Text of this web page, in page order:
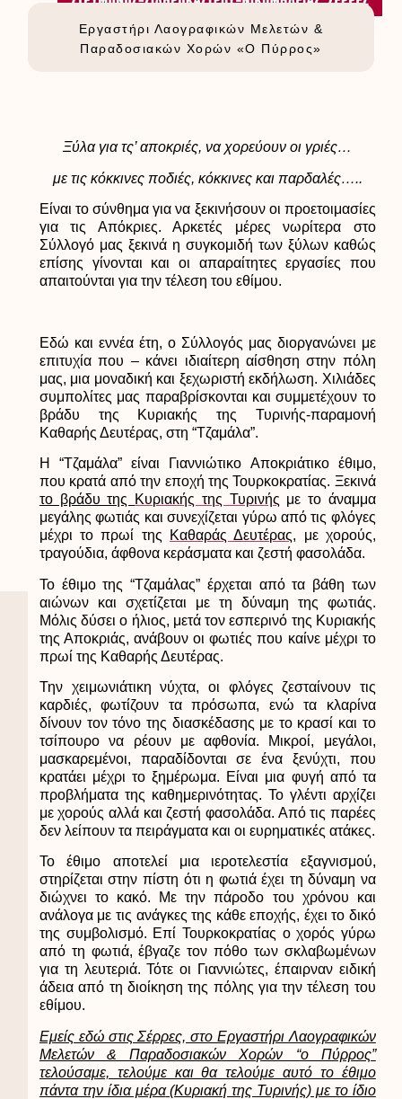
Εργαστήρι Λαογραφικών Μελετών &
Παραδοσιακών Χορών «Ο Πύρρος»
Ξύλα για τς’ αποκριές, να χορεύουν οι γριές…
με τις κόκκινες ποδιές, κόκκινες και παρδαλές…..
Είναι το σύνθημα για να ξεκινήσουν οι προετοιμασίες
για τις Απόκριες. Αρκετές μέρες νωρίτερα στο
Σύλλογό μας ξεκινά η συγκομιδή των ξύλων καθώς
επίσης γίνονται και οι απαραίτητες εργασίες που
απαιτούνται για την τέλεση του εθίμου.
Εδώ και εννέα έτη, ο Σύλλογός μας διοργανώνει με
επιτυχία που – κάνει ιδιαίτερη αίσθηση στην πόλη
μας, μια μοναδική και ξεχωριστή εκδήλωση. Χιλιάδες
συμπολίτες μας παραβρίσκονται και συμμετέχουν το
βράδυ της Κυριακής της Τυρινής-παραμονή
Καθαρής Δευτέρας, στη “Τζαμάλα”.
Η“Τζαμάλα” είναι Γιαννιώτικο Αποκριάτικο έθιμο,
που κρατά από την εποχή της Τουρκοκρατίας. Ξεκινά
το βράδυ της
Κυριακής της Τυρινής με το άναμμα
μεγάλης φωτιάς και συνεχίζεται γύρω από τις φλόγες
μέχρι το πρωί της
Καθαράς Δευτέρας, με χορούς,
τραγούδια, άφθονα κεράσματα και ζεστή φασολάδα.
Το έθιμο της “Τζαμάλας” έρχεται από τα βάθη των
αιώνων και σχετίζεται με τη δύναμη της φωτιάς.
Μόλις δύσει ο ήλιος, μετά τον εσπερινό της Κυριακής
της Αποκριάς, ανάβουν οι φωτιέςπου καίνε μέχρι το
πρωί της Καθαρής Δευτέρας.
Την χειμωνιάτικη νύχτα, οι φλόγες ζεσταίνουν τις
καρδιές, φωτίζουν τα πρόσωπα, ενώ τα κλαρίνα
δίνουν τον τόνο της διασκέδασης με το κρασί και το
τσίπουρο να ρέουν με αφθονία. Μικροί, μεγάλοι,
μασκαρεμένοι, παραδίδονται σε ένα ξενύχτι, που
κρατάει μέχρι το ξημέρωμα. Είναι μια φυγή από τα
προβλήματα της καθημερινότητας. Το γλέντι αρχίζει
με χορούς αλλά και ζεστή φασολάδα. Από τις παρέες
δεν λείπουν τα πειράγματα και οι ευρηματικές ατάκες.
Το έθιμο αποτελεί μια ιεροτελεστία εξαγνισμού,
στηρίζεται στην πίστη ότι η φωτιά έχει τη δύναμη να
διώχνει το κακό. Με την πάροδο του χρόνου και
ανάλογα με τις ανάγκες της κάθε εποχής, έχει το δικό
της συμβολισμό. Επί Τουρκοκρατίας ο χορός γύρω
από τη φωτιά, έβγαζε τον πόθο των σκλαβωμένων
για τη λευτεριά. Τότε οι Γιαννιώτες, έπαιρναν ειδική
άδεια από τη διοίκηση της πόλης για την τέλεση του
εθίμου.
Εμείς εδώ στις Σέρρες, στο Εργαστήρι Λαογραφικών
Μελετών & Παραδοσιακών Χορών “ο Πύρρος”
τελούσαμε, τελούμε και θα τελούμε αυτό το έθιμο
πάντα την ίδια μέρα(Κυριακή της Τυρινής) με το ίδιο